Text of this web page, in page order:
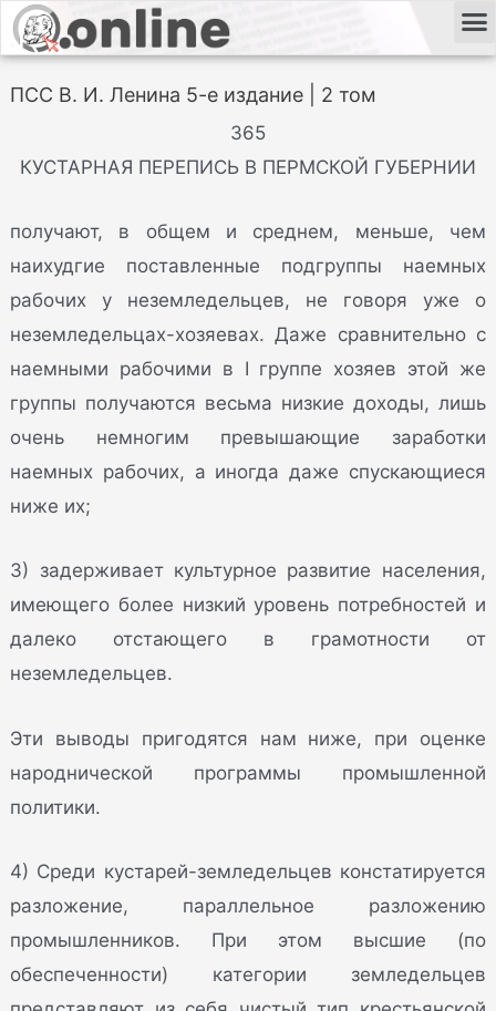
ПСС В. И. Ленина 5-е издание | 2 том
365
КУСТАРНАЯ ПЕРЕПИСЬ В ПЕРМСКОЙ ГУБЕРНИИ
получают, в общем и среднем, меньше, чем
наихудгие поставленные подгруппы наемных
рабочих у неземледельцев, не говоря уже о
неземледельцах-хозяевах. Даже сравнительно с
наемными рабочими в I группе хозяев этой же
группы получаются весьма низкие доходы, лишь
очень немногим превышающие заработки
наемных рабочих, а иногда даже спускающиеся
ниже их;
3) задерживает культурное развитие населения,
имеющего более низкий уровень потребностей и
далеко отстающего в грамотности от
неземледельцев.
Эти выводы пригодятся нам ниже, при оценке
народнической программы промышленной
политики.
4) Среди кустарей-земледельцев констатируется
разложение, параллельное разложению
промышленников. При этом высшие (по
обеспеченности) категории земледельцев